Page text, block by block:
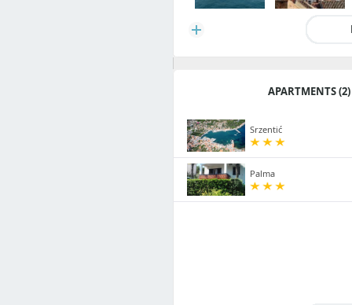
APARTMENTS (2)
Srzentić
Palma